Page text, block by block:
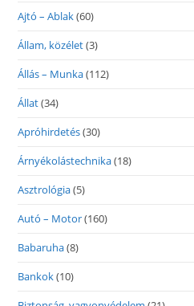
Ajtó – Ablak(60)
Állam, közélet(3)
Állás – Munka(112)
Állat(34)
Apróhirdetés(30)
Árnyékolástechnika(18)
Asztrológia(5)
Autó – Motor(160)
Babaruha(8)
Bankok(10)